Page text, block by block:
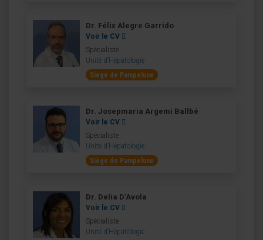
Dr. Félix Alegre Garrido
Voir le CV
Spécialiste
Unité d’Hépatologie
Siège de Pampelune
Dr. Josepmaria Argemi Ballbé
Voir le CV
Spécialiste
Unité d’Hépatologie
Siège de Pampelune
Dr. Delia D'Avola
Voir le CV
Spécialiste
Unité d’Hépatologie